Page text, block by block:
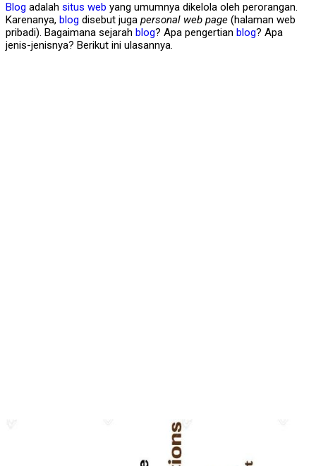
Blog adalah situs web yang umumnya dikelola oleh perorangan.
Karenanya, blog disebut juga personal web page (halaman web
pribadi). Bagaimana sejarah blog? Apa pengertian blog? Apa
jenis-jenisnya? Berikut ini ulasannya.